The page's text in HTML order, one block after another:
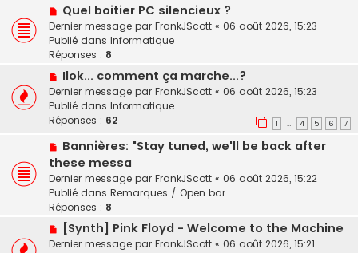
s
a
g
e
a
u
m
e
s
a
g
e
N
o
u
v
a
u
m
e
s
a
g
e
Quel boitier PC silencieux ?
Dernier message par FrankJScott « 06 août 2026, 15:23
Publié dans Informatique
Réponses : 8
N
o
u
v
a
u
m
e
s
s
a
g
Ilok... comment ça marche...?
Dernier message par FrankJScott « 06 août 2026, 15:23
Publié dans Informatique
Réponses : 62 1 … 4 5 6 7
N
o
u
v
e
a
m
Bannières: "Stay tuned, we'll be back after
these messa
Dernier message par FrankJScott « 06 août 2026, 15:22
Publié dans Remarques / Open bar
Réponses : 8
o
[Synth] Pink Floyd - Welcome to the Machine
Dernier message par FrankJScott « 06 août 2026, 15:21